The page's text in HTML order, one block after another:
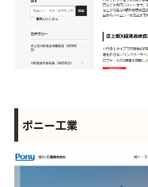
ポニー工業